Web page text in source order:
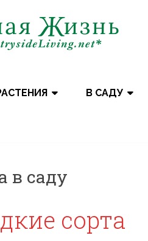
В САДУ
в саду
сорта